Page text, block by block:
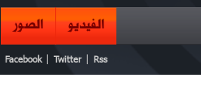
الفيديو الصور
Facebook Twitter Rss